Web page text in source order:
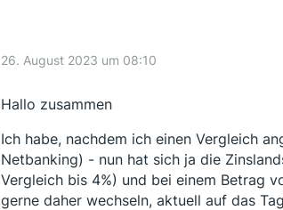
26. August 2023 um 08:10
Hallo zusammen
Ich habe, nachdem ich einen Vergleich
Netbanking) - nun hat sich ja die
Vergleich bis 4%) und bei einem Betrag
gerne daher wechseln, aktuell auf das